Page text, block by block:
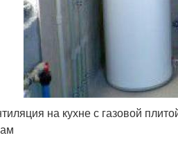
на кухне с газовой